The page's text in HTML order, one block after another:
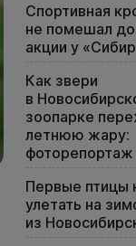
Спортивная
не помешал
акции у
Как звери
в
зоопарке
летнюю жару:
фоторепортаж
Первые птицы
улетать на
из